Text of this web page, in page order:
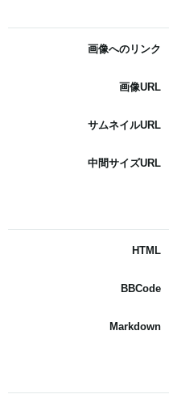
画像へのリンク
画像URL
サムネイルURL
中間サイズURL
HTML
BBCode
Markdown